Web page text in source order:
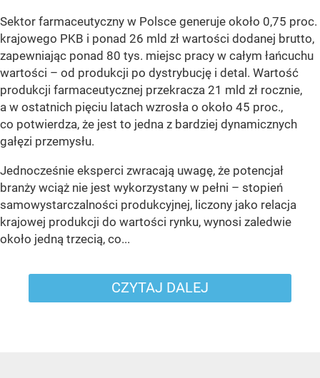
Sektor farmaceutyczny w Polsce generuje około 0,75 proc.
krajowego PKB i ponad 26 mld zł wartości dodanej brutto,
zapewniając ponad 80 tys. miejsc pracy w całym łańcuchu
wartości – od produkcji po dystrybucję i detal. Wartość
produkcji farmaceutycznej przekracza 21 mld zł rocznie,
a w ostatnich pięciu latach wzrosła o około 45 proc.,
co potwierdza, że jest to jedna z bardziej dynamicznych
gałęzi przemysłu.
Jednocześnie eksperci zwracają uwagę, że potencjał
branży wciąż nie jest wykorzystany w pełni – stopień
samowystarczalności produkcyjnej, liczony jako relacja
krajowej produkcji do wartości rynku, wynosi zaledwie
około jedną trzecią, co...
CZYTAJ DALEJ